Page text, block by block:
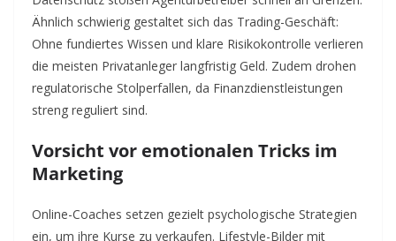
Ähnlich schwierig gestaltet sich das Trading-Geschäft:
Ohne fundiertes Wissen und klare Risikokontrolle verlieren
die meisten Privatanleger langfristig Geld. Zudem drohen
regulatorische Stolperfallen, da Finanzdienstleistungen
streng reguliert sind.
Vorsicht vor emotionalen Tricks im
Marketing
Online-Coaches setzen gezielt psychologische Strategien
ein, um ihre Kurse zu verkaufen. Lifestyle-Bilder mit